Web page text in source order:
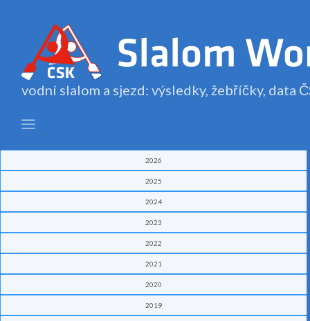
vodní slalom a sjezd: výsledky, žebříčky, data
2026
2025
2024
2023
2022
2021
2020
2019